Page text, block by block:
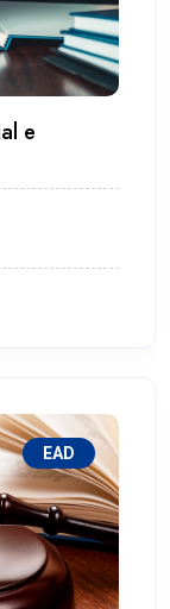
e
EAD